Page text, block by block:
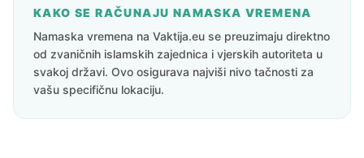
KAKO SE RAČUNAJU NAMASKA VREMENA
Namaska vremena na Vaktija.eu se preuzimaju direktno
od zvaničnih islamskih zajednica i vjerskih autoriteta u
svakoj državi. Ovo osigurava najviši nivo tačnosti za
vašu specifičnu lokaciju.